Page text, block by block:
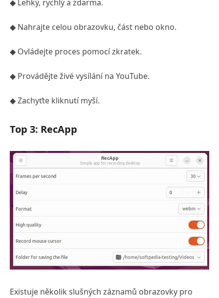
◆ Lehký, rychlý a zdarma.
◆ Nahrajte celou obrazovku, část nebo okno.
◆ Ovládejte proces pomocí zkratek.
◆ Provádějte živé vysílání na YouTube.
◆ Zachyťte kliknutí myší.
Top 3: RecApp
Existuje několik slušných záznamů obrazovky pro